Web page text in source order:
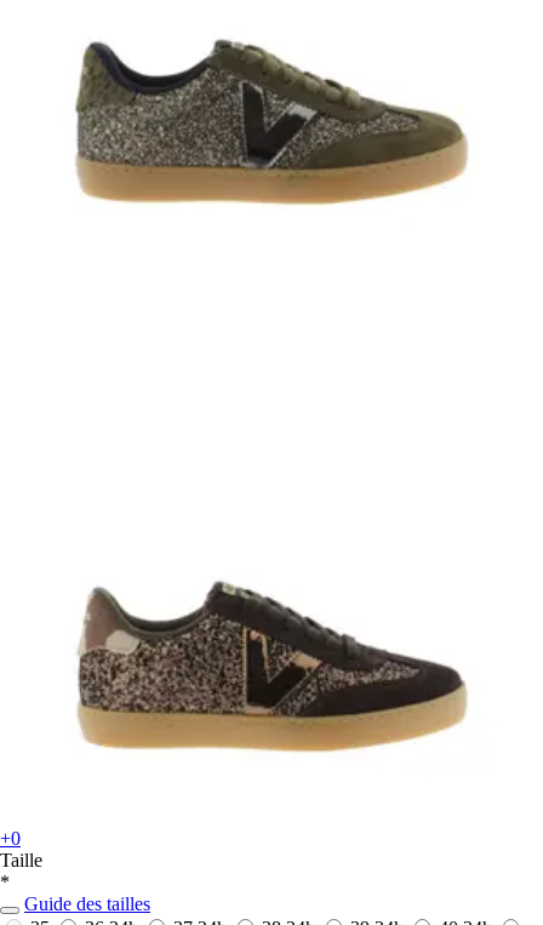
+0
Taille
*
Guide des tailles